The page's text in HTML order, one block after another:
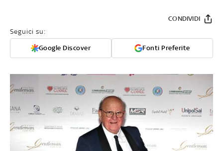
Seguici su:
Google Discover Fonti Preferite
CONDIVIDI